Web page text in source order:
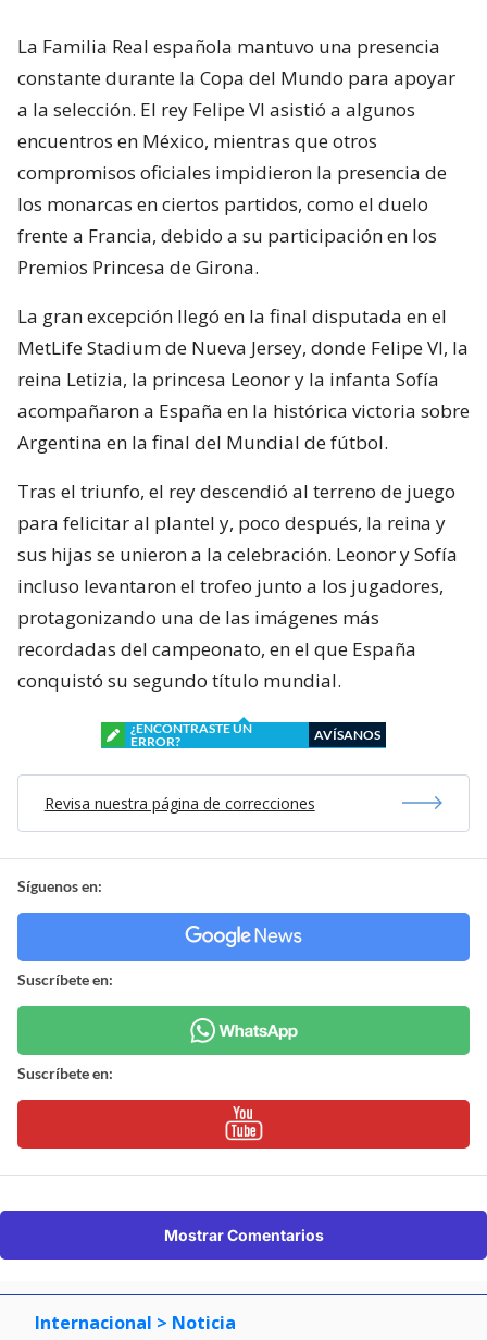
La Familia Real española mantuvo una presencia
constante durante la Copa del Mundo para apoyar
a la selección. El rey Felipe VI asistió a algunos
encuentros en México, mientras que otros
compromisos oficiales impidieron la presencia de
los monarcas en ciertos partidos, como el duelo
frente a Francia, debido a su participación en los
Premios Princesa de Girona.
La gran excepción llegó en la final disputada en el
MetLife Stadium de Nueva Jersey, donde Felipe VI, la
reina Letizia, la princesa Leonor y la infanta Sofía
acompañaron a España en la histórica victoria sobre
Argentina en la final del Mundial de fútbol.
Tras el triunfo, el rey descendió al terreno de juego
para felicitar al plantel y, poco después, la reina y
sus hijas se unieron a la celebración. Leonor y Sofía
incluso levantaron el trofeo junto a los jugadores,
protagonizando una de las imágenes más
recordadas del campeonato, en el que España
conquistó su segundo título mundial.
¿ENCONTRASTE UN
ERROR?
AVÍSANOS
Revisa nuestra página de correcciones
Síguenos en:
Suscríbete en:
Suscríbete en:
Mostrar Comentarios
Internacional > Noticia